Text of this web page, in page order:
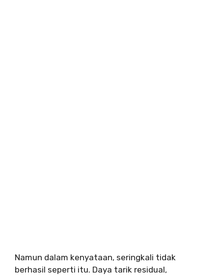
Namun dalam kenyataan, seringkali tidak
berhasil seperti itu. Daya tarik residual,